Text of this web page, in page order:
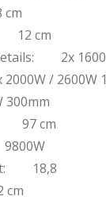
cm
12 cm
2x
2000W / 2600W
300mm
97 cm
9800W
18,8
cm